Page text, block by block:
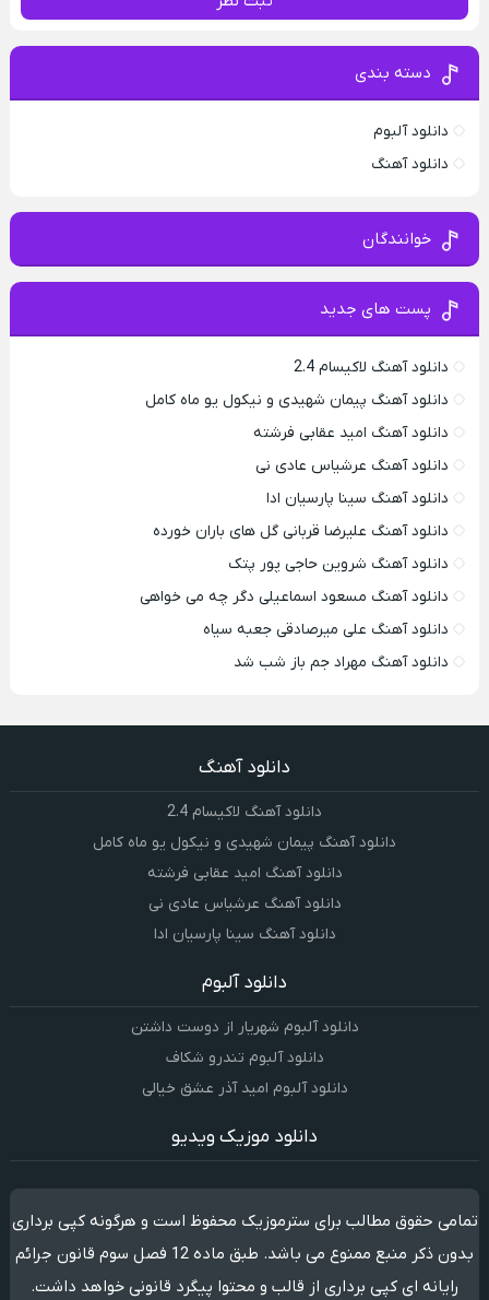
دسته بندی
دانلود آلبوم
دانلود آهنگ
خوانندگان
پست های جدید
دانلود آهنگ لاکیسام 2.4
دانلود آهنگ پیمان شهیدی و نیکول یو ماه کامل
دانلود آهنگ امید عقابی فرشته
دانلود آهنگ عرشیاس عادی نی
دانلود آهنگ سینا پارسیان ادا
دانلود آهنگ علیرضا قربانی گل های باران خورده
دانلود آهنگ شروین حاجی پور پتک
دانلود آهنگ مسعود اسماعیلی دگر چه می خواهی
دانلود آهنگ علی میرصادقی جعبه سیاه
دانلود آهنگ مهراد جم باز شب شد
دانلود آهنگ
دانلود آهنگ لاکیسام 2.4
دانلود آهنگ پیمان شهیدی و نیکول یو ماه کامل
دانلود آهنگ امید عقابی فرشته
دانلود آهنگ عرشیاس عادی نی
دانلود آهنگ سینا پارسیان ادا
دانلود آلبوم
دانلود آلبوم شهریار از دوست داشتن
دانلود آلبوم تندرو شکاف
دانلود آلبوم امید آذر عشق خیالی
دانلود موزیک ویدیو
تمامی حقوق مطالب برای سترموزیک محفوظ است و هرگونه کپی برداری
بدون ذکر منبع ممنوع می باشد. طبق ماده 12 فصل سوم قانون جرائم
رایانه ای کپی برداری از قالب و محتوا پیگرد قانونی خواهد داشت.